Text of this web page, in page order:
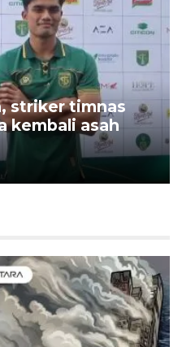
striker timnas
kembali asah